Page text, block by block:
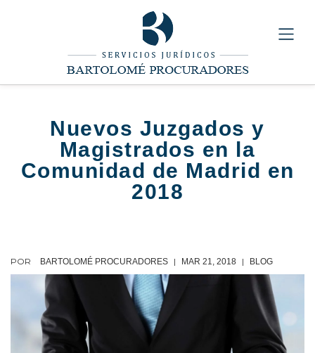
Nuevos Juzgados y
Magistrados en la
Comunidad de Madrid en
2018
POR BARTOLOMÉ PROCURADORES | MAR 21, 2018 | BLOG